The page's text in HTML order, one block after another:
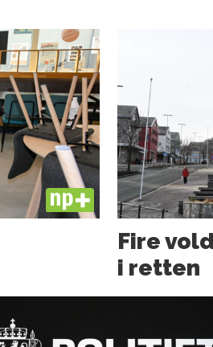
PLUS
Fire
i retten